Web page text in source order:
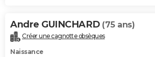
Andre GUINCHARD (75 ans)
Créer une cagnotte obsèques
Naissance